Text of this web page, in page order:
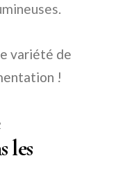
variété de
!
les